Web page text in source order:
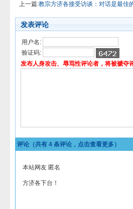
上一篇:教宗方济各接受访谈：对话是最佳
发表评论
用户名:
验证码:
发布人身攻击、辱骂性评论者，将被褫夺
评论（共有 4 条评论，点击查看更多）
本站网友 匿名
方济各下台！